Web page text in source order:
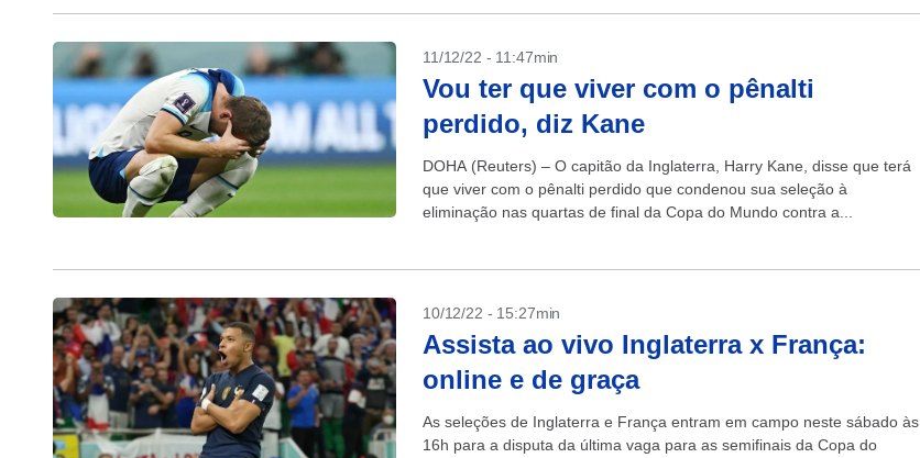
11/12/22 - 11:47min
Vou ter que viver com o pênalti
perdido, diz Kane
DOHA (Reuters) – O capitão da Inglaterra, Harry Kane, disse que terá
que viver com o pênalti perdido que condenou sua seleção à
eliminação nas quartas de final da Copa do Mundo contra a...
10/12/22 - 15:27min
Assista ao vivo Inglaterra x França:
online e de graça
As seleções de Inglaterra e França entram em campo neste sábado às
16h para a disputa da última vaga para as semifinais da Copa do